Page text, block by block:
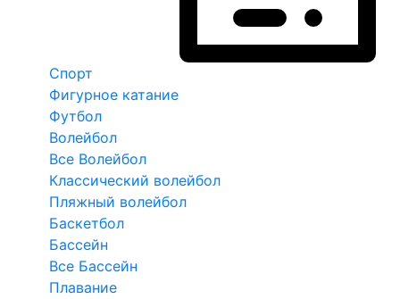
Спорт
Фигурное катание
Футбол
Волейбол
Все Волейбол
Классический волейбол
Пляжный волейбол
Баскетбол
Бассейн
Все Бассейн
Плавание